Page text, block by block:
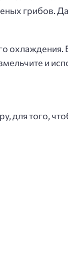
грибов.
и
для того,